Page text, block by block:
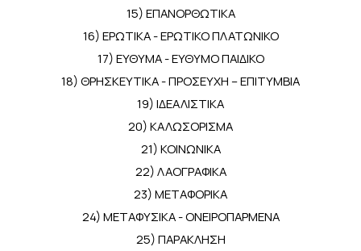
15) ΕΠΑΝΟΡΘΩΤΙΚΑ
16) ΕΡΩΤΙΚΑ - ΕΡΩΤΙΚΟ ΠΛΑΤΩΝΙΚΟ
17) ΕΥΘΥΜΑ - ΕΥΘΥΜΟ ΠΑΙΔΙΚΟ
18) ΘΡΗΣΚΕΥΤΙΚΑ - ΠΡΟΣΕΥΧΗ – ΕΠΙΤΥΜΒΙΑ
19) ΙΔΕΑΛΙΣΤΙΚΑ
20) ΚΑΛΩΣΟΡΙΣΜΑ
21) ΚΟΙΝΩΝΙΚΑ
22) ΛΑΟΓΡΑΦΙΚΑ
23) ΜΕΤΑΦΟΡΙΚΑ
24) ΜΕΤΑΦΥΣΙΚΑ - ΟΝΕΙΡΟΠΑΡΜΕΝΑ
25) ΠΑΡΑΚΛΗΣΗ